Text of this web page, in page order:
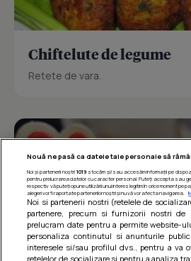
Chiftelute de legume
Retete de vara.
Nouă ne pasă ca datele tale personale să
Noi și partenerii noștri 1019stocăm și/sau accesăm informații pe
pentru prelucrarea datelor cu caracter personal. Puteți accepta sau
respectiv vă puteți opune utilizării unui interes legitim în orice moment
alegeri vor fi raportate partenerilor noștri și nu vă vor afecta navigarea.
Noi si partenerii nostri (retelele de
partenere, precum si furnizorii nostri de
prelucram date pentru a permite website-
personaliza continutul si anunturile
interesele si/sau profilul dvs., pentru a va
retelelor de socializare si pentru a analiza